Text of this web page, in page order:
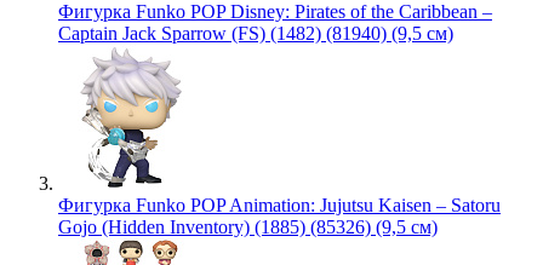
Фигурка Funko POP Disney: Pirates of the Caribbean –
Captain Jack Sparrow (FS) (1482) (81940) (9,5 см)
Фигурка Funko POP Animation: Jujutsu Kaisen – Satoru
Gojo (Hidden Inventory) (1885) (85326) (9,5 см)